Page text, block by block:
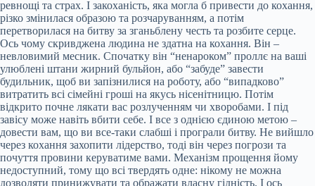
ревнощі та страх. І закоханість, яка могла б привести до кохання,
різко змінилася образою та розчаруванням, а потім
перетворилася на битву за зганьблену честь та розбите серце.
Ось чому скривджена людина не здатна на кохання. Він –
невловимий месник. Спочатку він “ненароком” проллє на ваші
улюблені штани жирний бульйон, або “забуде” завести
будильник, щоб ви запізнилися на роботу, або “випадково”
витратить всі сімейні гроші на якусь нісенітницю. Потім
відкрито почне лякати вас розлученням чи хворобами. І під
завісу може навіть вбити себе. І все з однією єдиною метою –
довести вам, що ви все-таки слабші і програли битву. Не вийшло
через кохання захопити лідерство, тоді він через погрози та
почуття провини керуватиме вами. Механізм прощення йому
недоступний, тому що всі твердять одне: нікому не можна
дозволяти принижувати та ображати власну гідність. І ось